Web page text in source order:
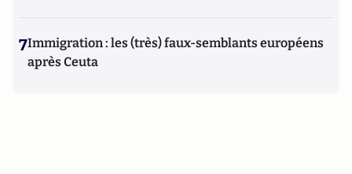
7Immigration : les (très) faux-semblants européens
après Ceuta